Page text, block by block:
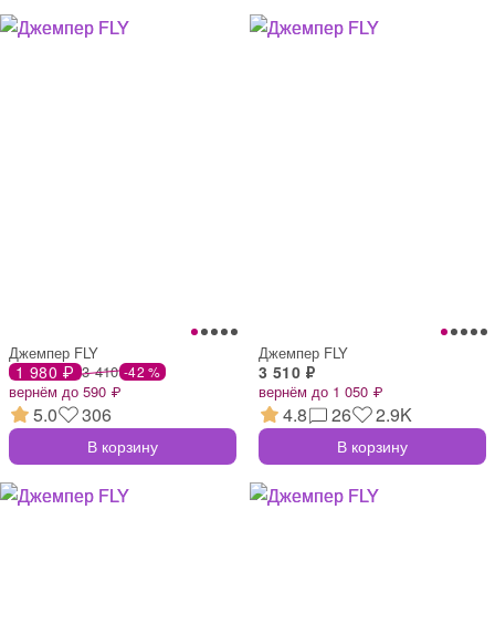
Джемпер FLY
1 980 ₽ 3 410 -42 %
вернём до 590 ₽
5.0 306
В корзину
Джемпер FLY
3 510 ₽
вернём до 1 050 ₽
4.8 26 2.9K
В корзину